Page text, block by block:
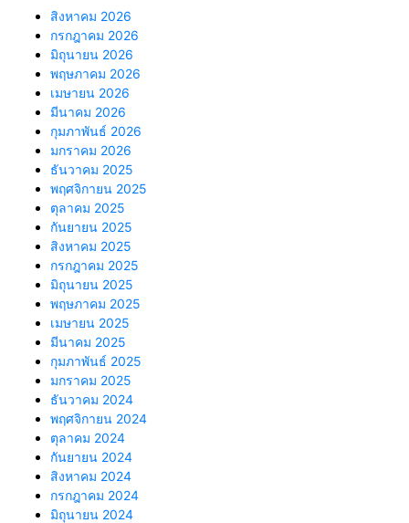
สิงหาคม 2026
กรกฎาคม 2026
มิถุนายน 2026
พฤษภาคม 2026
เมษายน 2026
มีนาคม 2026
กุมภาพันธ์ 2026
มกราคม 2026
ธันวาคม 2025
พฤศจิกายน 2025
ตุลาคม 2025
กันยายน 2025
สิงหาคม 2025
กรกฎาคม 2025
มิถุนายน 2025
พฤษภาคม 2025
เมษายน 2025
มีนาคม 2025
กุมภาพันธ์ 2025
มกราคม 2025
ธันวาคม 2024
พฤศจิกายน 2024
ตุลาคม 2024
กันยายน 2024
สิงหาคม 2024
กรกฎาคม 2024
มิถุนายน 2024